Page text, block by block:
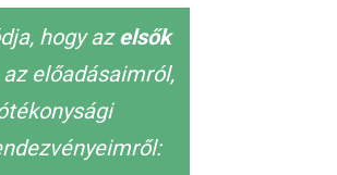
hogy azelsők
előadásaimról,